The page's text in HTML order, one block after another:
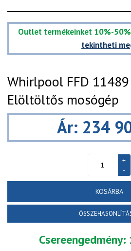
Outlet termékeinket 10%-
tekintheti
Whirlpool FFD 11489
Elöltöltős mosógép
Ár: 234
KOSÁRBA
Csereengedmény: